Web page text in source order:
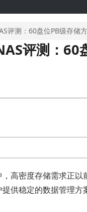
评测：60盘位PB级存储
评测：60
高密度存储需求正
供稳定的数据管理